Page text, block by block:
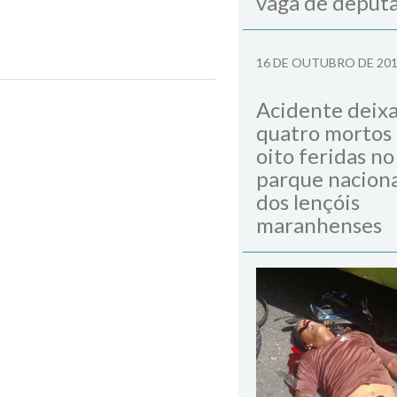
16 DE OUTUBRO DE
Acidente
quatro mortos
oito feridas no
parque
dos lençóis
maranhenses